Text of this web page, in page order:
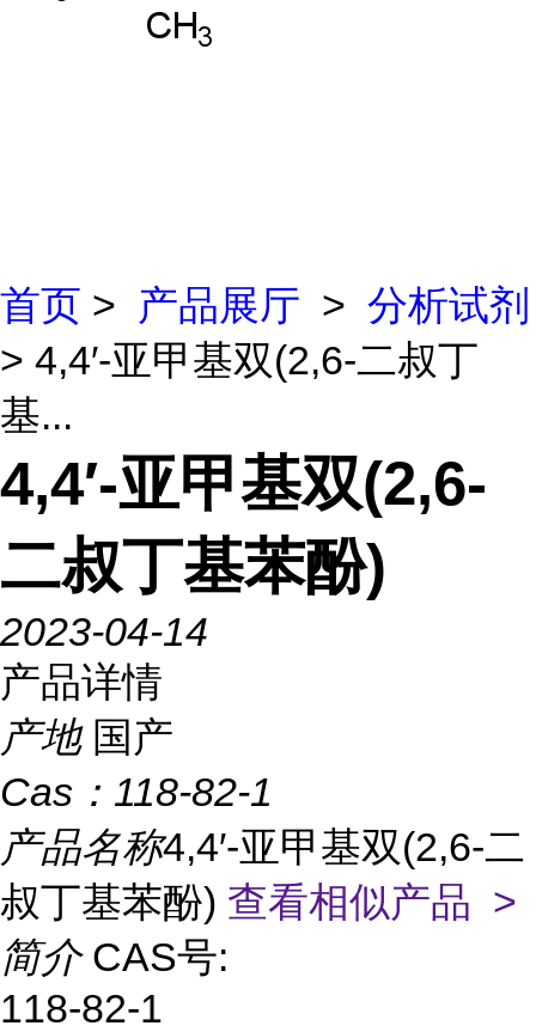
首页 > 产品展厅 > 分析试剂
> 4,4′-亚甲基双(2,6-二叔丁
基...
4,4′-亚甲基双(2,6-
二叔丁基苯酚)
2023-04-14
产品详情
产地 国产
Cas： 118-82-1
产品名称4,4′-亚甲基双(2,6-二
叔丁基苯酚) 查看相似产品 >
简介 CAS号:
118-82-1